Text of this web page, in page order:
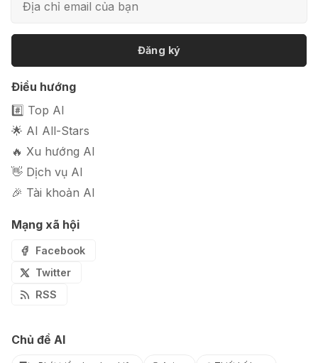
ảnh sản phẩm chuyên nghiệp
Đăng ký
Điều hướng
#️⃣ Top AI
🌟 AI All-Stars
🔥 Xu hướng AI
👋 Dịch vụ AI
🎉 Tài khoản AI
Mạng xã hội
Facebook
Twitter
RSS
Chủ đề AI